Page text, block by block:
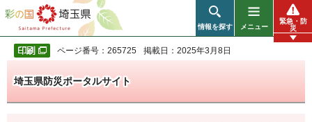
彩の国 埼玉県
情報を探す メニュー
緊急・防
災
ページ番号：265725 掲載日：2025年3月8日
埼玉県防災ポータルサイト